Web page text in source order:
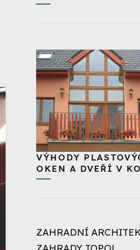
VÝHODY
OKEN A DVEŘÍ V
ZAHRADNÍ